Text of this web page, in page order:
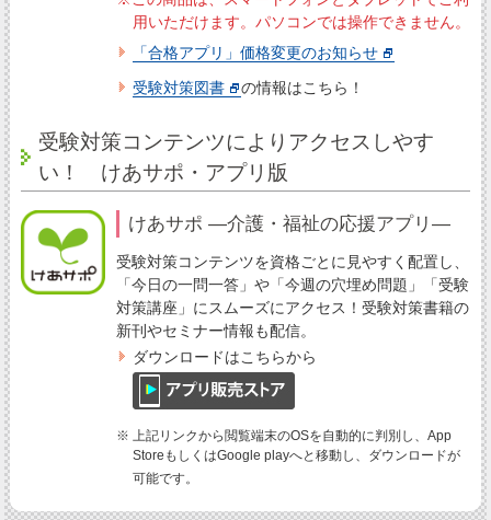
用いただけます。パソコンでは操作できません。
「合格アプリ」価格変更のお知らせ
受験対策図書
の情報はこちら！
受験対策コンテンツによりアクセスしやす
い！ けあサポ・アプリ版
けあサポ ―介護・福祉の応援アプリ―
受験対策コンテンツを資格ごとに見やすく配置し、
「今日の一問一答」や「今週の穴埋め問題」「受験
対策講座」にスムーズにアクセス！受験対策書籍の
新刊やセミナー情報も配信。
ダウンロードはこちらから
※ 上記リンクから閲覧端末のOSを自動的に判別し、App
StoreもしくはGoogle playへと移動し、ダウンロードが
可能です。